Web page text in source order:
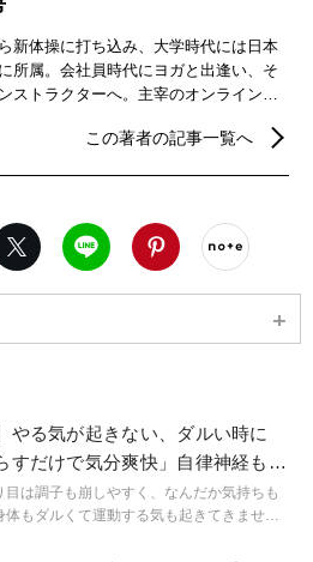
新体操に打ち込み、大学時代には日本
所属。会社員時代にヨガと出逢い、そ
ストラクターへ。主宰のオンラインレ
の出張クラスも行いながら、大規模イベ
伝えている。"心身が整いほぐれるレッ
感じ分かりやすい！と人気を集めてい
この著者の記事一覧へ
X（旧twitter）
LINE Pinterest
やる気が起きない、ダルい時に
すだけで気分爽快」自律神経も整
ショウ】
目は調子も崩しやすく、なんだか気持ちも
体もダルくて運動する気も起きてきません